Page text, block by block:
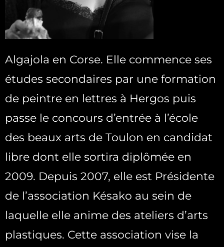
Algajola en Corse. Elle commence ses
études secondaires par une formation
de peintre en lettres à Hergos puis
passe le concours d’entrée à l’école
des beaux arts de Toulon en candidat
libre dont elle sortira diplômée en
2009. Depuis 2007, elle est Présidente
de l’association Késako au sein de
laquelle elle anime des ateliers d’arts
plastiques. Cette association vise la